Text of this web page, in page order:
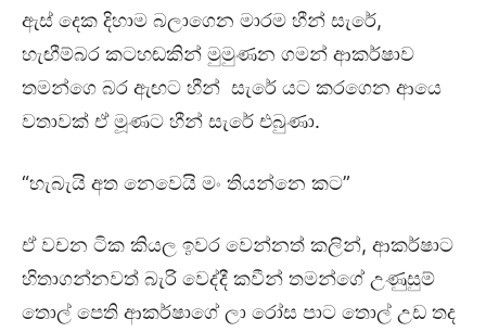
ඇස් දෙක දිහාම බලාගෙන මාරම හීන් සැරේ,
හැඟීම්බර කටහඬකින් මුමුණන ගමන් ආකර්ෂාව
තමන්ගෙ බර ඇඟට හීන් සැරේ යට කරගෙන ආයෙ
වතාවක් ඒ මූණට හීන් සැරේ එබුණා.
“හැබැයි අත නෙවෙයි මං තියන්නෙ කට”
ඒ වචන ටික කියල ඉවර වෙන්නත් කලින්, ආකර්ෂාට
හිතාගන්නවත් බැරි වෙද්දී කවීන් තමන්ගේ උණුසුම්
තොල් පෙති ආකර්ෂාගේ ලා රෝස පාට තොල් උඩ තද